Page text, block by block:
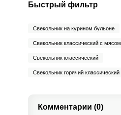
Быстрый фильтр
Свекольник на курином бульоне
Свекольник классический с мясом
Свекольник классический
Свекольник горячий классический
Комментарии (0)